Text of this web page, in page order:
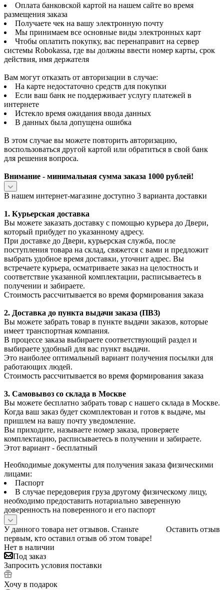
Оплата банковской картой на нашем сайте во время
размещения заказа
Получаете чек на вашу электронную почту
Мы принимаем все основные виды электронных карт
Чтобы оплатить покупку, вас перенаправит на сервер
системы Robokassa, где вы должны ввести номер карты, срок
действия, имя держателя
Вам могут отказать от авторизации в случае:
На карте недостаточно средств для покупки
Если ваш банк не поддерживает услугу платежей в
интернете
Истекло время ожидания ввода данных
В данных была допущена ошибка
В этом случае вы можете повторить авторизацию,
воспользоваться другой картой или обратиться в свой банк
для решения вопроса.
Внимание - минимальная сумма заказа 1000 рублей!
В нашем интернет-магазине доступно 3 варианта доставки
1. Курьерская доставка
Вы можете заказать доставку с помощью курьера до Двери,
который прибудет по указанному адресу.
При доставке до Двери, курьерская служба, после
поступления товара на склад, свяжется с вами и предложит
выбрать удобное время доставки, уточнит адрес. Вы
встречаете курьера, осматриваете заказ на целостность и
соответствие указанной комплектации, расписываетесь в
получении и забираете.
Стоимость рассчитывается во время формирования заказа
2. Доставка до пункта выдачи заказа (ПВЗ)
Вы можете забрать товар в пункте выдачи заказов, которые
имеет транспортная компания.
В процессе заказа выбираете соответствующий раздел и
выбираете удобный для вас пункт выдачи.
Это наиболее оптимальный вариант получения посылки для
работающих людей.
Стоимость рассчитывается во время формирования заказа
3. Самовывоз со склада в Москве
Вы можете бесплатно забрать товар с нашего склада в Москве.
Когда ваш заказ будет скомплектован и готов к выдаче, мы
пришлем на вашу почту уведомление.
Вы приходите, называете номер заказа, проверяете
комплектацию, расписываетесь в получении и забираете.
Этот вариант - бесплатный
Необходимые документы для получения заказа физическими
лицами:
Паспорт
В случае передоверия груза другому физическому лицу,
необходимо предоставить нотариально заверенную
доверенность на поверенного и его паспорт
Оставить отзыв
У данного товара нет отзывов. Станьте
первым, кто оставил отзыв об этом товаре!
Нет в наличии
Под заказ
Запросить условия поставки
Хочу в подарок